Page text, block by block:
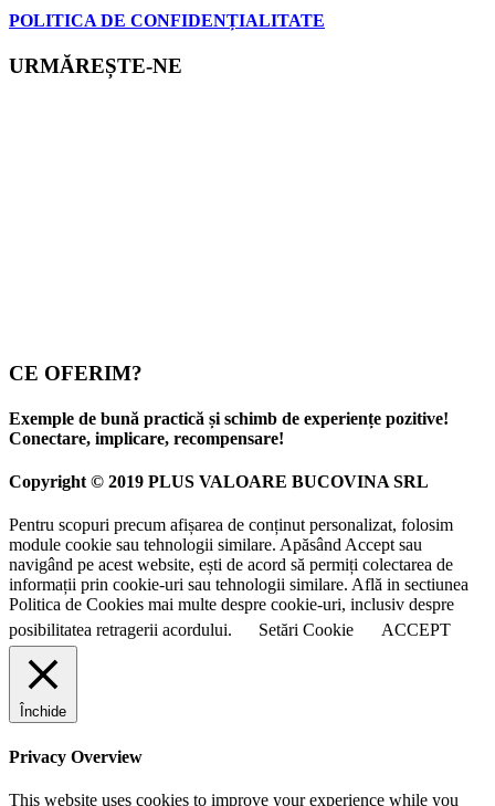
POLITICA DE CONFIDENȚIALITATE
URMĂREȘTE-NE
CE OFERIM?
Exemple de bună practică și schimb de experiențe pozitive!
Conectare, implicare, recompensare!
Copyright © 2019 PLUS VALOARE BUCOVINA SRL
Pentru scopuri precum afișarea de conținut personalizat, folosim
module cookie sau tehnologii similare. Apăsând Accept sau
navigând pe acest website, ești de acord să permiți colectarea de
informații prin cookie-uri sau tehnologii similare. Află in sectiunea
Politica de Cookies mai multe despre cookie-uri, inclusiv despre
posibilitatea retragerii acordului.
Setări Cookie ACCEPT
Închide
Privacy Overview
This website uses cookies to improve your experience while you